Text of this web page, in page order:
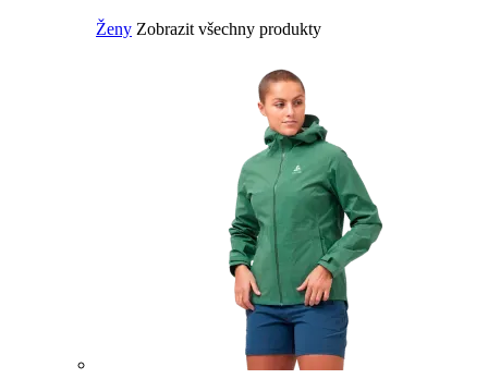
Ženy Zobrazit všechny produkty